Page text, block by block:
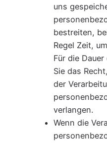
uns
bestreiten,
Regel Zeit,
Für die
Sie das
der
verlangen.
Wenn die